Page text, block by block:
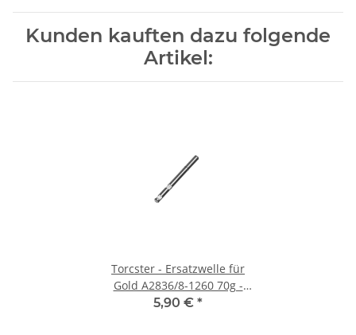
Kunden kauften dazu folgende
Artikel:
Torcster - Ersatzwelle für
Gold A2836/8-1260 70g -
4mm (1 Stück)
5,90 € *